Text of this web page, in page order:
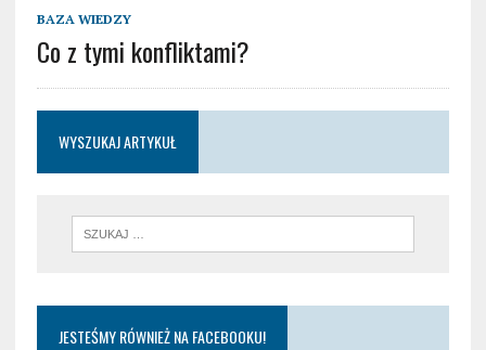
BAZA WIEDZY
Co z tymi konfliktami?
WYSZUKAJ ARTYKUŁ
JESTEŚMY RÓWNIEŻ NA FACEBOOKU!